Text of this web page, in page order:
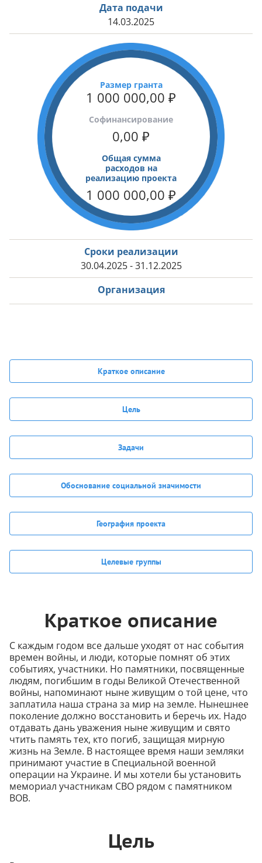
Дата подачи
14.03.2025
Размер гранта
1 000 000,00 ₽
Cофинансирование
0,00 ₽
Общая сумма
расходов на
реализацию проекта
1 000 000,00 ₽
Сроки реализации
30.04.2025 - 31.12.2025
Организация
Краткое описание
Цель
Задачи
Обоснование социальной значимости
География проекта
Целевые группы
Краткое описание
С каждым годом все дальше уходят от нас события
времен войны, и люди, которые помнят об этих
событиях, участники. Но памятники, посвященные
людям, погибшим в годы Великой Отечественной
войны, напоминают ныне живущим о той цене, что
заплатила наша страна за мир на земле. Нынешнее
поколение должно восстановить и беречь их. Надо
отдавать дань уважения ныне живущим и свято
чтить память тех, кто погиб, защищая мирную
жизнь на Земле. В настоящее время наши земляки
принимают участие в Специальной военной
операции на Украине. И мы хотели бы установить
мемориал участникам СВО рядом с памятником
ВОВ.
Цель